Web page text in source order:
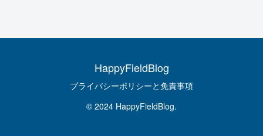
HappyFieldBlog
プライバシーポリシーと免責事項
© 2024 HappyFieldBlog.